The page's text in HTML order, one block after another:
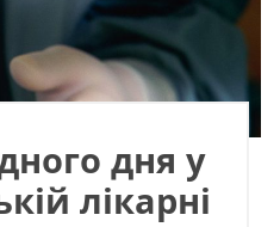
дня у
лікарні